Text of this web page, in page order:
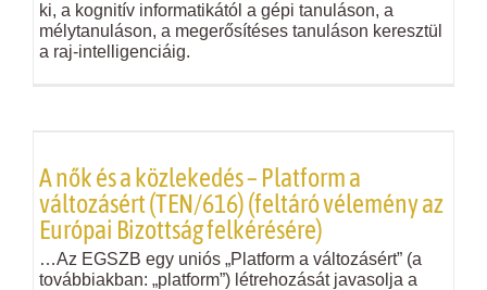
ki, a kognitív informatikától a gépi tanuláson, a
mélytanuláson, a megerősítéses tanuláson keresztül
a raj-intelligenciáig.
A nők és a közlekedés – Platform a
változásért (TEN/616) (feltáró vélemény az
Európai Bizottság felkérésére)
…Az EGSZB egy uniós „Platform a változásért” (a
továbbiakban: „platform”) létrehozását javasolja a